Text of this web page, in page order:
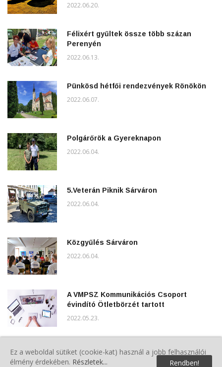
2022.06.20.
Félixért gyűltek össze több százan
Perenyén
2022.06.13.
Pünkösd hétfői rendezvények Rönökön
2022.06.07.
Polgárőrök a Gyereknapon
2022.06.04.
5.Veterán Piknik Sárváron
2022.06.04.
Közgyűlés Sárváron
2022.06.04.
A VMPSZ Kommunikációs Csoport
évindító Ötletbörzét tartott
2022.05.23.
Közgyűlése
Ez a weboldal sütiket (cookie-kat) használ a jobb felhasználói
élmény érdekében. Részletek... Rendben!